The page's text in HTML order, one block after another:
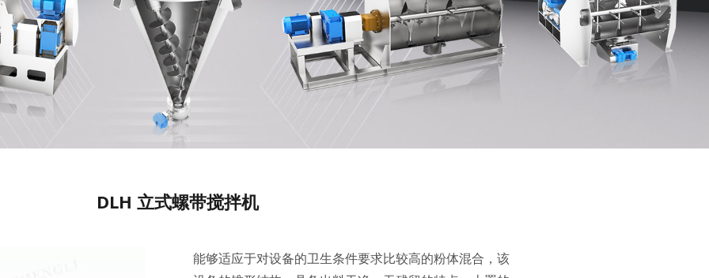
DLH 立式螺带搅拌机
能够适应于对设备的卫生条件要求比较高的粉体混合，该